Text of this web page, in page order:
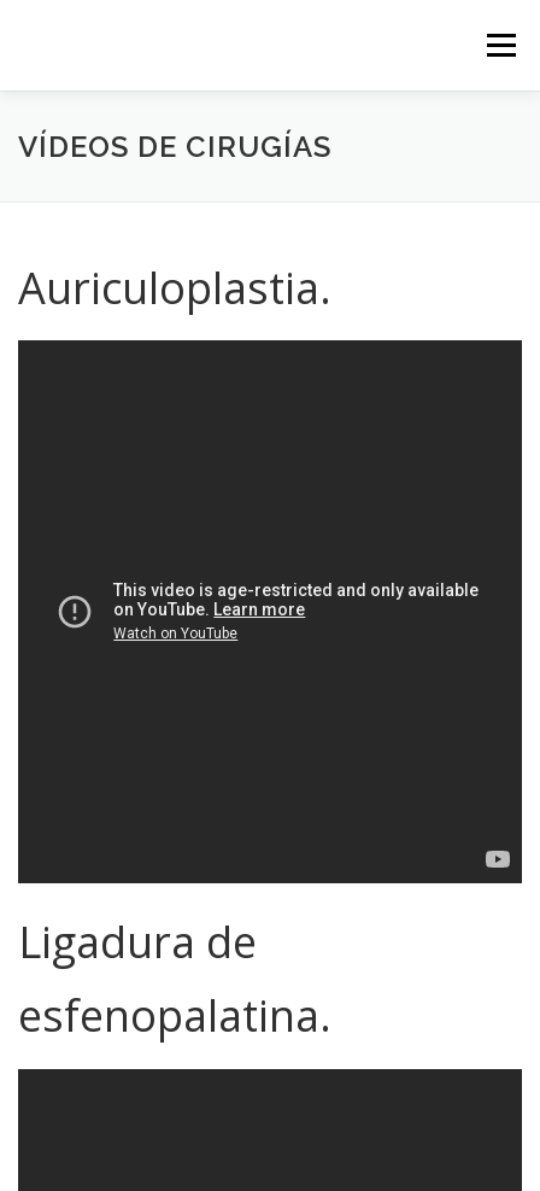
Menú
INICIO RECURSOS CONTACTO
VÍDEOS DE CIRUGÍAS
Auriculoplastia.
Ligadura de
esfenopalatina.